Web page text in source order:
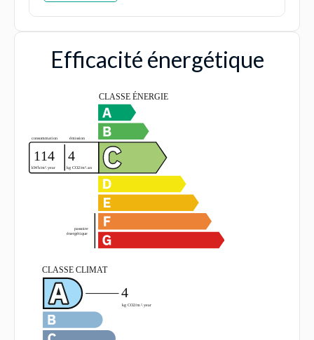
Efficacité énergétique